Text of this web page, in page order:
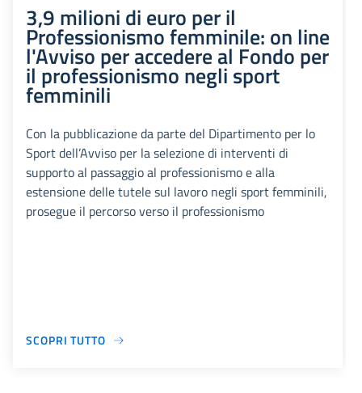
3,9 milioni di euro per il
Professionismo femminile: on line
l'Avviso per accedere al Fondo per
il professionismo negli sport
femminili
Con la pubblicazione da parte del Dipartimento per lo
Sport dell’Avviso per la selezione di interventi di
supporto al passaggio al professionismo e alla
estensione delle tutele sul lavoro negli sport femminili,
prosegue il percorso verso il professionismo
SCOPRI TUTTO